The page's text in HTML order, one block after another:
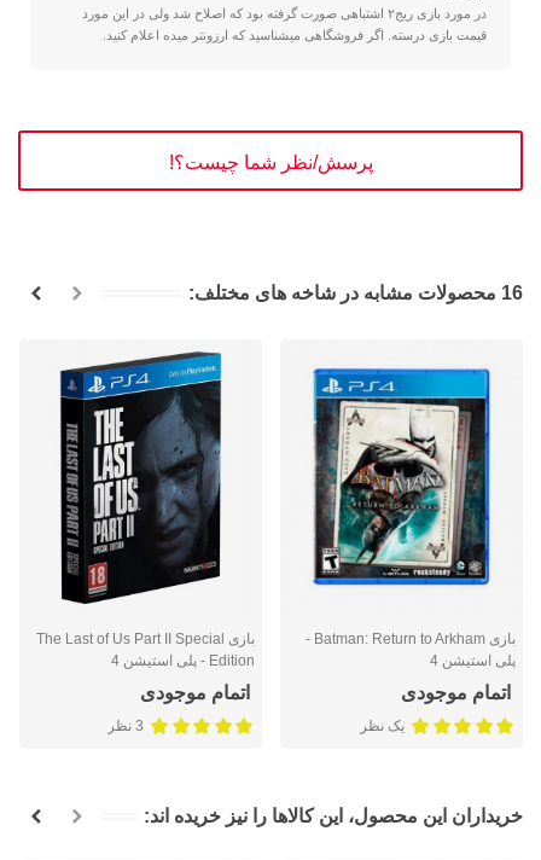
در مورد بازی ریج۲ اشتباهی صورت گرفته بود که اصلاح شد ولی در این مورد
قیمت بازی درسته. اگر فروشگاهی میشناسید که ارزونتر میده اعلام کنید.
پرسش/نظر شما چیست؟!
16 محصولات مشابه در شاخه های مختلف:
بازی Batman: Return to Arkham -
پلی استیشن 4
اتمام موجودی
یک نظر
بازی The Last of Us Part II Special
Edition - پلی استیشن 4
اتمام موجودی
3 نظر
خریداران این محصول، این کالاها را نیز خریده اند: